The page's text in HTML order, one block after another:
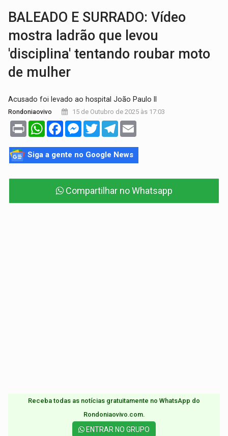
BALEADO E SURRADO: Vídeo
mostra ladrão que levou
'disciplina' tentando roubar moto
de mulher
Acusado foi levado ao hospital João Paulo II
Rondoniaovivo 15 de Outubro de 2025 às 17:03
Print WhatsAppFacebookMessenger
TwitterTelegram
Siga a gente no Google News
Compartilhar no Whatsapp
Receba todas as notícias gratuitamente no WhatsApp do
Rondoniaovivo.com.​
ENTRAR NO GRUPO